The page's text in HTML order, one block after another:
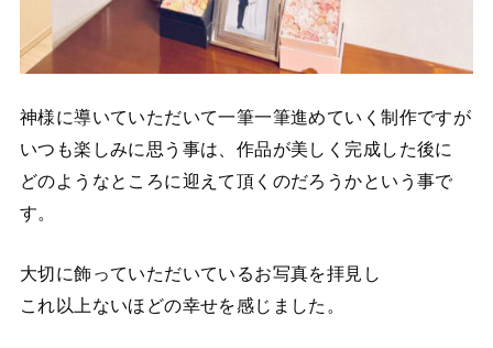
神様に導いていただいて一筆一筆進めていく制作ですが
いつも楽しみに思う事は、作品が美しく完成した後に
どのようなところに迎えて頂くのだろうかという事で
す。
大切に飾っていただいているお写真を拝見し
これ以上ないほどの幸せを感じました。